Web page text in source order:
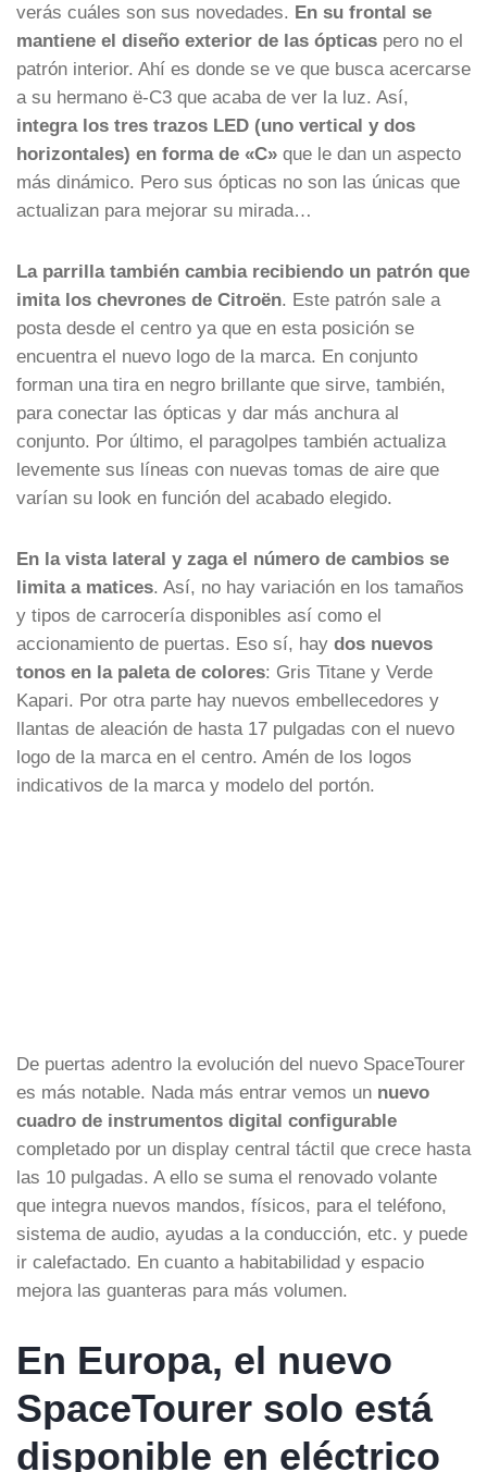
verás cuáles son sus novedades. En su frontal se
mantiene el diseño exterior de las ópticas pero no el
patrón interior. Ahí es donde se ve que busca acercarse
a su hermano ë-C3 que acaba de ver la luz. Así,
integra los tres trazos LED (uno vertical y dos
horizontales) en forma de «C» que le dan un aspecto
más dinámico. Pero sus ópticas no son las únicas que
actualizan para mejorar su mirada…
La parrilla también cambia recibiendo un patrón que
imita los chevrones de Citroën. Este patrón sale a
posta desde el centro ya que en esta posición se
encuentra el nuevo logo de la marca. En conjunto
forman una tira en negro brillante que sirve, también,
para conectar las ópticas y dar más anchura al
conjunto. Por último, el paragolpes también actualiza
levemente sus líneas con nuevas tomas de aire que
varían su look en función del acabado elegido.
En la vista lateral y zaga el número de cambios se
limita a matices. Así, no hay variación en los tamaños
y tipos de carrocería disponibles así como el
accionamiento de puertas. Eso sí, hay dos nuevos
tonos en la paleta de colores: Gris Titane y Verde
Kapari. Por otra parte hay nuevos embellecedores y
llantas de aleación de hasta 17 pulgadas con el nuevo
logo de la marca en el centro. Amén de los logos
indicativos de la marca y modelo del portón.
De puertas adentro la evolución del nuevo SpaceTourer
es más notable. Nada más entrar vemos un nuevo
cuadro de instrumentos digital configurable
completado por un display central táctil que crece hasta
las 10 pulgadas. A ello se suma el renovado volante
que integra nuevos mandos, físicos, para el teléfono,
sistema de audio, ayudas a la conducción, etc. y puede
ir calefactado. En cuanto a habitabilidad y espacio
mejora las guanteras para más volumen.
En Europa, el nuevo
SpaceTourer solo está
disponible en eléctrico